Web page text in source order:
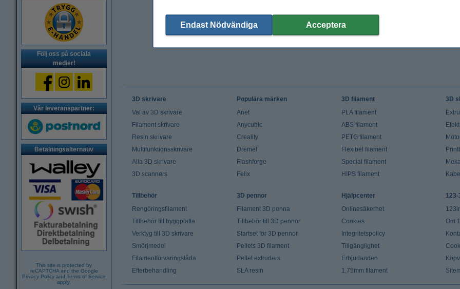
Följ oss på sociala
medier!
Vår leveranspartner:
Betalningsalternativ
This site is protected by
reCAPTCHA and the Google
Privacy Policy and Terms of Service
apply.
3D skrivare
Val av 3D skrivare
Filament skrivare
Resin skrivare
Multifunktionsskrivare
Alla 3D skrivare
3D scanners
Populära märken
Anet
Anycubic
Creality
Dremel
Flashforge
Felix
3D filament
PLA filament
ABS filament
PETG filament
Flexibel filament
Special filament
HIPS filament
3D
Tillbehör
Rengöringsfilament
Tillbehör till byggplatta
Verktyg till 3D skrivare
Smörjmedel
Filamentförvaringslåda
Efterbehandling
3D pennor
Filament 3D penna
Tillbehör till 3D pennor
Startset för 3D pennor
Pellets 3D filament
Pellet extruders
SLA resin
Hjälpcenter
Onlinesäkerhet
Cookies
Integritetspolicy
Tillgänglighet
Erbjudanden
1,75mm filament
123-
Om
Endast Nödvändiga Acceptera